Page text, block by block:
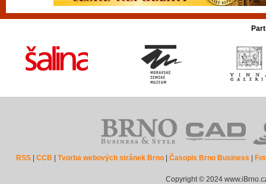
RSS |CCB |Tvorba webových stránek Brno |Časopis Brno Business
Copyright © 2024